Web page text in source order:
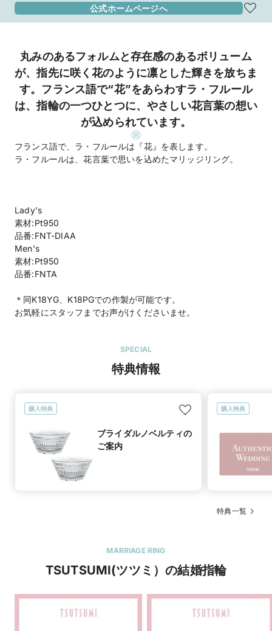
公式ホームページへ
丸みのあるフォルムと存在感のあるボリューム
が、指先に咲く花のように凛とした輝きを放ちま
す。フランス語で“花”をあらわすラ・フルール
は、指輪の一つひとつに、やさしい花言葉の想い
が込められています。
フランス語で、ラ・フルールは『花』を表します。
ラ・フルールは、花言葉で思いを込めたマリッジリング。
Lady's
素材:Pt950
品番:FNT-DIAA
Men's
素材:Pt950
品番:FNTA
＊同K18YG、K18PGでの作製が可能です。
お気軽にスタッフまでお声がけくださいませ。
SPECIAL
特典情報
購入特典
ブライダルノベルティの
ご案内
購入特典
特典一覧
MARRIAGE RING
TSUTSUMI(ツツミ）の結婚指輪